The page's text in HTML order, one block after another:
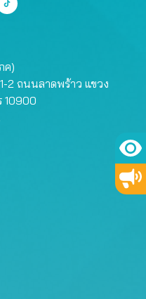
ค)
2 ถนนลาดพร้าว แขวง
10900